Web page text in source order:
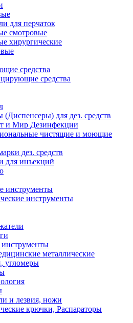
для перчаток
смотровые
хирургические
средства
средства
(Диспенсеры) для дез. средств
и Мир Дезинфекции
чистящие и моющие
дез. средств
для инъекций
инструменты
инструменты
металлические
угломеры
и лезвия, ножи
крючки, Распараторы